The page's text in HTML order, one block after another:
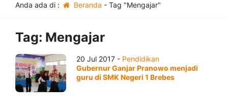
Anda ada di : Beranda - Tag "Mengajar"
Tag: Mengajar
20 Jul 2017 - Pendidikan
Gubernur Ganjar Pranowo menjadi
guru di SMK Negeri 1 Brebes